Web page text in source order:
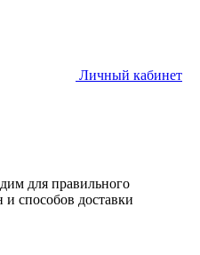
Личный кабинет
для правильного
и способов доставки